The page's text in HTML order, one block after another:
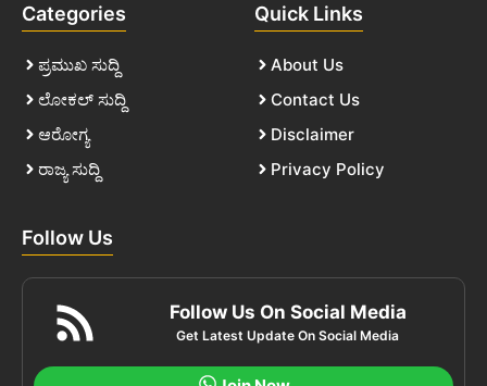
Categories
ಪ್ರಮುಖ ಸುದ್ದಿ
ಲೋಕಲ್ ಸುದ್ದಿ
ಆರೋಗ್ಯ
ರಾಜ್ಯ ಸುದ್ದಿ
Quick Links
About Us
Contact Us
Disclaimer
Privacy Policy
Follow Us
Follow Us On Social Media
Get Latest Update On Social Media